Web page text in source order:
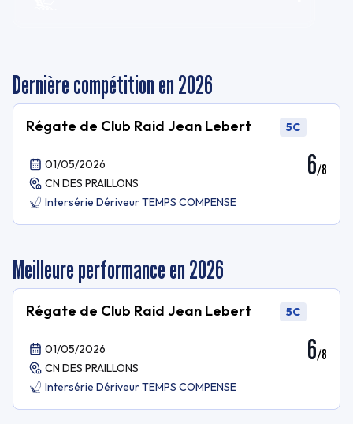
Dernière compétition en 2026
Régate de Club Raid Jean Lebert 5C
01/05/2026
CN DES PRAILLONS
Intersérie Dériveur TEMPS COMPENSE
6/8
Meilleure performance en 2026
Régate de Club Raid Jean Lebert 5C
01/05/2026
CN DES PRAILLONS
Intersérie Dériveur TEMPS COMPENSE
6/8